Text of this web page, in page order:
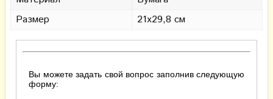
Размер
21х29,8 см
Вы можете задать свой вопрос заполнив следующую
форму: